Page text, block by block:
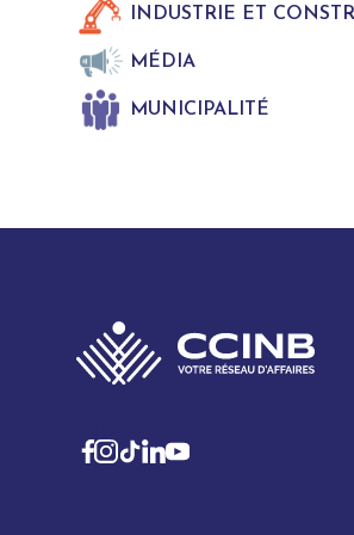
INDUSTRIE ET
MÉDIA
MUNICIPALITÉ